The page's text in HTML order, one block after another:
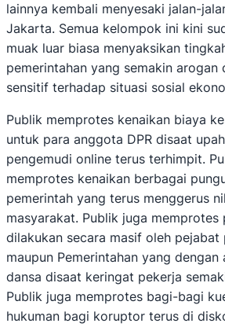
lainnya kembali menyesaki jalan-
Jakarta. Semua kelompok ini kini
muak luar biasa menyaksikan
pemerintahan yang semakin arogan
sensitif terhadap situasi sosial
Publik memprotes kenaikan biaya
untuk para anggota DPR disaat
pengemudi online terus terhimpit.
memprotes kenaikan berbagai
pemerintah yang terus menggerus
masyarakat. Publik juga memprotes
dilakukan secara masif oleh pejabat
maupun Pemerintahan yang
dansa disaat keringat pekerja
Publik juga memprotes bagi-bagi
hukuman bagi koruptor terus di